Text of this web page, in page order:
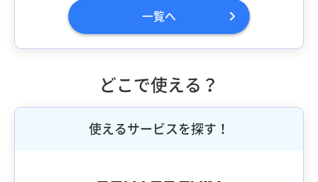
一覧へ
どこで使える？
使えるサービスを探す！